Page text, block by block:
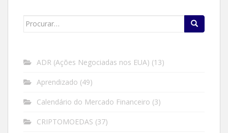
Search
ADR (Ações Negociadas nos EUA) (13)
Aprendizado (49)
Calendário do Mercado Financeiro (3)
CRIPTOMOEDAS (37)